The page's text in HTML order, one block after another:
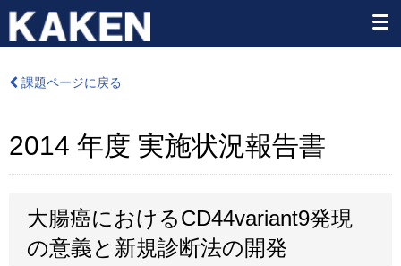
課題ページに戻る
2014 年度 実施状況報告書
大腸癌におけるCD44variant9発現
の意義と新規診断法の開発